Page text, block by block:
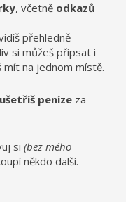
, včetně odkazů
přehledně
si můžeš přípsat i
mít na jednom místě.
ušetříš peníze za
si (bez mého
někdo další.